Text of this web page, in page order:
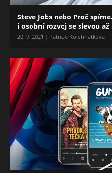
Steve Jobs nebo Proč
i osobní rozvoj se slevou až
20. 9. 2021 | Patricie Kolohnátková